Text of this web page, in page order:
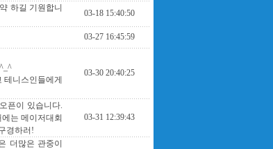
하길 기원합니
03-18 15:40:50
03-27 16:45:59
니스인들에게
03-30 20:40:25
픈이 있습니다.
는 메이저대회
경하러!
03-31 12:39:43
더많은 관중이